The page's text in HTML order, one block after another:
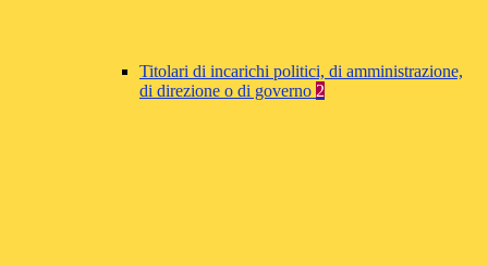
Titolari di incarichi politici, di amministrazione,
di direzione o di governo 2